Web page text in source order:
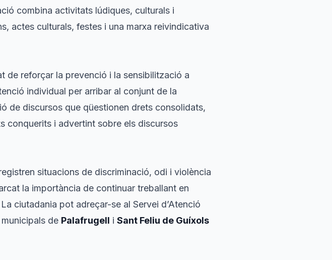
combina activitats lúdiques, culturals i
actes culturals, festes i una marxa reivindicativa
de reforçar la prevenció i la sensibilització a
individual per arribar al conjunt de la
de discursos que qüestionen drets consolidats,
conquerits i advertint sobre els discursos
situacions de discriminació, odi i violència
la importància de continuar treballant en
ciutadania pot adreçar-se al Servei d’Atenció
de Palafrugell i Sant Feliu de Guíxols